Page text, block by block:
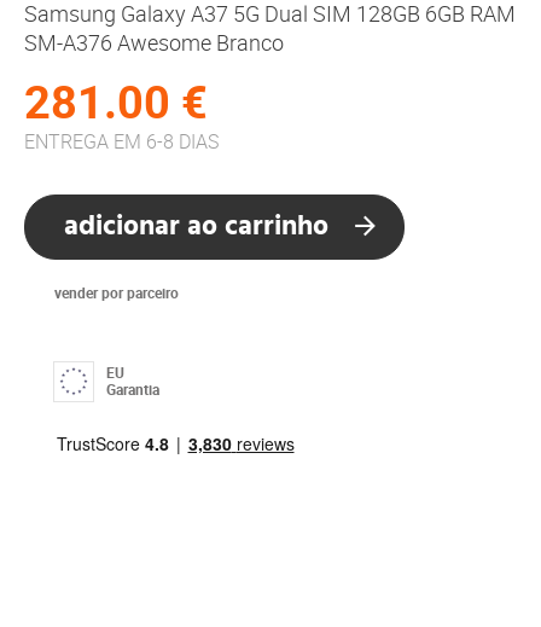
Samsung Galaxy A37 5G Dual SIM 128GB 6GB RAM
SM-A376 Awesome Branco
281.00 €
ENTREGA EM 6-8 DIAS
adicionar ao carrinho
vender por parceiro
EU
Garantia